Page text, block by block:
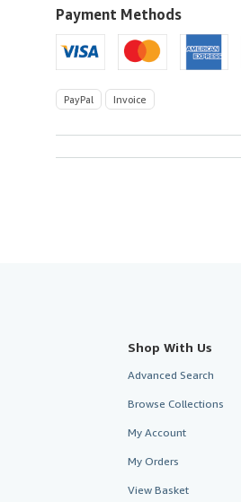
U.S.A.
Payment Methods
PayPal Invoice
Shop With Us
Advanced Search
Browse Collections
My Account
My Orders
View Basket